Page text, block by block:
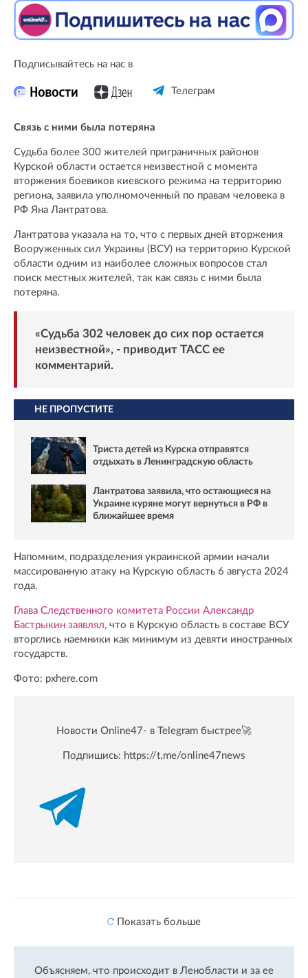
Подписывайтесь на нас в
Телеграм
Связь с ними была потеряна
Судьба более 300 жителей приграничных районов
Курской области остается неизвестной с момента
вторжения боевиков киевского режима на территорию
региона, заявила уполномоченный по правам человека в
РФ Яна Лантратова.
Лантратова указала на то, что с первых дней вторжения
Вооруженных сил Украины (ВСУ) на территорию Курской
области одним из наиболее сложных вопросов стал
поиск местных жителей, так как связь с ними была
потеряна.
«Судьба 302 человек до сих пор остается
неизвестной», - приводит ТАССее
комментарий.
НЕ ПРОПУСТИТЕ
Триста детей из Курска отправятся
отдыхать в Ленинградскую область
Лантратова заявила, что остающиеся на
Украине куряне могут вернуться в РФ в
ближайшее время
Напомним, подразделения украинской армии начали
массированную атаку на Курскую область 6 августа 2024
года.
Глава Следственного комитета России Александр
Бастрыкин заявлял, что в Курскую область в составе ВСУ
вторглись наемники как минимум из девяти иностранных
государств.
Фото: pxhere.com
Новости Online47- в Telegram быстрее🚀
Подпишись: https://t.me/online47news
Показать больше
Объясняем, что происходит в Ленобласти и за ее